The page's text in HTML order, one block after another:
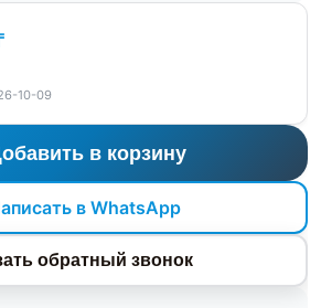
10-09
в корзину
в WhatsApp
обратный звонок